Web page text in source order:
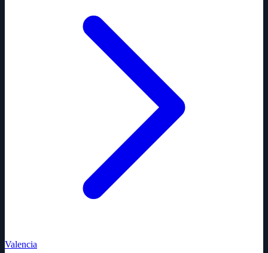
Valencia